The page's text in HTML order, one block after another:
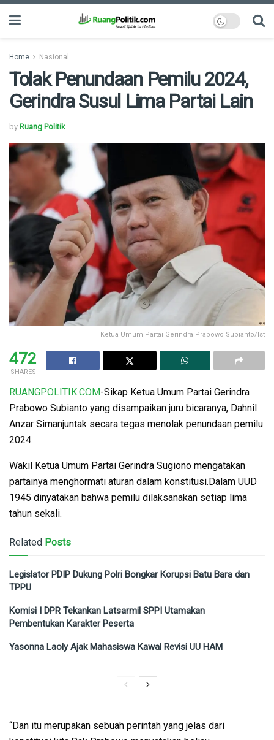
Home Nasional
Tolak Penundaan Pemilu 2024,
Gerindra Susul Lima Partai Lain
by Ruang Politik
Ketua Umum Partai Gerindra Prabowo Subianto/Ist
472
SHARES
RUANGPOLITIK.COM-Sikap Ketua Umum Partai Gerindra
Prabowo Subianto yang disampaikan juru bicaranya, Dahnil
Anzar Simanjuntak secara tegas menolak penundaan pemilu
2024.
Wakil Ketua Umum Partai Gerindra Sugiono mengatakan
partainya menghormati aturan dalam konstitusi.Dalam UUD
1945 dinyatakan bahwa pemilu dilaksanakan setiap lima
tahun sekali.
Related Posts
Legislator PDIP Dukung Polri Bongkar Korupsi Batu Bara dan
TPPU
Komisi I DPR Tekankan Latsarmil SPPI Utamakan
Pembentukan Karakter Peserta
Yasonna Laoly Ajak Mahasiswa Kawal Revisi UU HAM
“Dan itu merupakan sebuah perintah yang jelas dari